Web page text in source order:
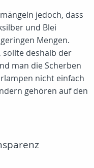
jedoch, dass
und Blei
Mengen.
sollte deshalb der
man die Scherben
nicht einfach
gehören auf den